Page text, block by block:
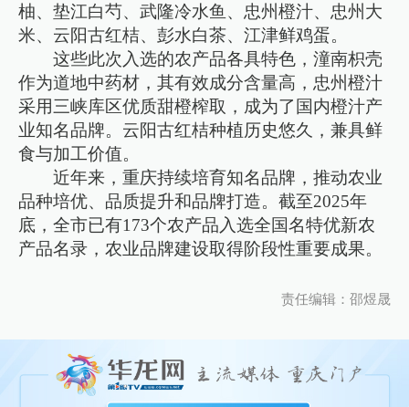
柚、垫江白芍、武隆冷水鱼、忠州橙汁、忠州大
米、云阳古红桔、彭水白茶、江津鲜鸡蛋。
这些此次入选的农产品各具特色，潼南枳壳
作为道地中药材，其有效成分含量高，忠州橙汁
采用三峡库区优质甜橙榨取，成为了国内橙汁产
业知名品牌。云阳古红桔种植历史悠久，兼具鲜
食与加工价值。
近年来，重庆持续培育知名品牌，推动农业
品种培优、品质提升和品牌打造。截至2025年
底，全市已有173个农产品入选全国名特优新农
产品名录，农业品牌建设取得阶段性重要成果。
责任编辑：邵煜晟